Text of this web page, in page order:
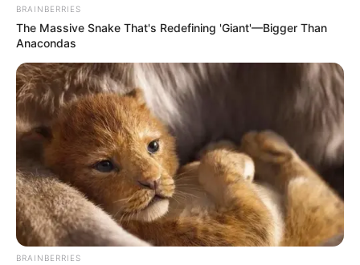
BRAINBERRIES
The Massive Snake That's Redefining 'Giant'—Bigger Than
Anacondas
BRAINBERRIES